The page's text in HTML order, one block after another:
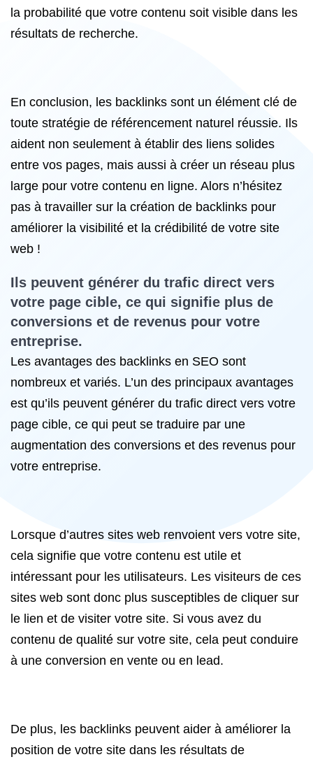
la probabilité que votre contenu soit visible dans les
résultats de recherche.
En conclusion, les backlinks sont un élément clé de
toute stratégie de référencement naturel réussie. Ils
aident non seulement à établir des liens solides
entre vos pages, mais aussi à créer un réseau plus
large pour votre contenu en ligne. Alors n’hésitez
pas à travailler sur la création de backlinks pour
améliorer la visibilité et la crédibilité de votre site
web !
Ils peuvent générer du trafic direct vers
votre page cible, ce qui signifie plus de
conversions et de revenus pour votre
entreprise.
Les avantages des backlinks en SEO sont
nombreux et variés. L’un des principaux avantages
est qu’ils peuvent générer du trafic direct vers votre
page cible, ce qui peut se traduire par une
augmentation des conversions et des revenus pour
votre entreprise.
Lorsque d’autres sites web renvoient vers votre site,
cela signifie que votre contenu est utile et
intéressant pour les utilisateurs. Les visiteurs de ces
sites web sont donc plus susceptibles de cliquer sur
le lien et de visiter votre site. Si vous avez du
contenu de qualité sur votre site, cela peut conduire
à une conversion en vente ou en lead.
De plus, les backlinks peuvent aider à améliorer la
position de votre site dans les résultats de